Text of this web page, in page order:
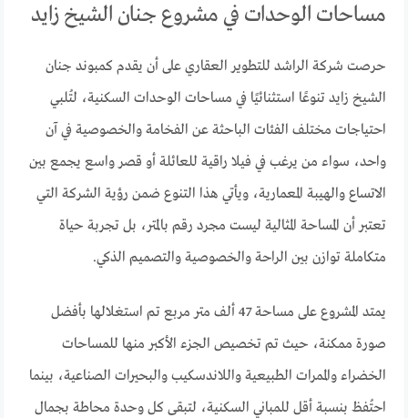
مساحات الوحدات في مشروع جنان الشيخ زايد
حرصت شركة الراشد للتطوير العقاري على أن يقدم كمبوند جنان
الشيخ زايد تنوعًا استثنائيًا في مساحات الوحدات السكنية، لتُلبي
احتياجات مختلف الفئات الباحثة عن الفخامة والخصوصية في آن
واحد، سواء من يرغب في فيلا راقية للعائلة أو قصر واسع يجمع بين
الاتساع والهيبة المعمارية، ويأتي هذا التنوع ضمن رؤية الشركة التي
تعتبر أن المساحة المثالية ليست مجرد رقم بالمتر، بل تجربة حياة
متكاملة توازن بين الراحة والخصوصية والتصميم الذكي.
يمتد المشروع على مساحة 47 ألف متر مربع تم استغلالها بأفضل
صورة ممكنة، حيث تم تخصيص الجزء الأكبر منها للمساحات
الخضراء والممرات الطبيعية واللاندسكيب والبحيرات الصناعية، بينما
احتُفظ بنسبة أقل للمباني السكنية، لتبقى كل وحدة محاطة بجمال